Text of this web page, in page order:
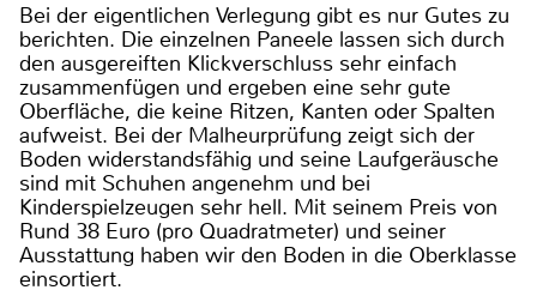
Bei der eigentlichen Verlegung gibt es nur Gutes zu
berichten. Die einzelnen Paneele lassen sich durch
den ausgereiften Klickverschluss sehr einfach
zusammenfügen und ergeben eine sehr gute
Oberfläche, die keine Ritzen, Kanten oder Spalten
aufweist. Bei der Malheurprüfung zeigt sich der
Boden widerstandsfähig und seine Laufgeräusche
sind mit Schuhen angenehm und bei
Kinderspielzeugen sehr hell. Mit seinem Preis von
Rund 38 Euro (pro Quadratmeter) und seiner
Ausstattung haben wir den Boden in die Oberklasse
einsortiert.